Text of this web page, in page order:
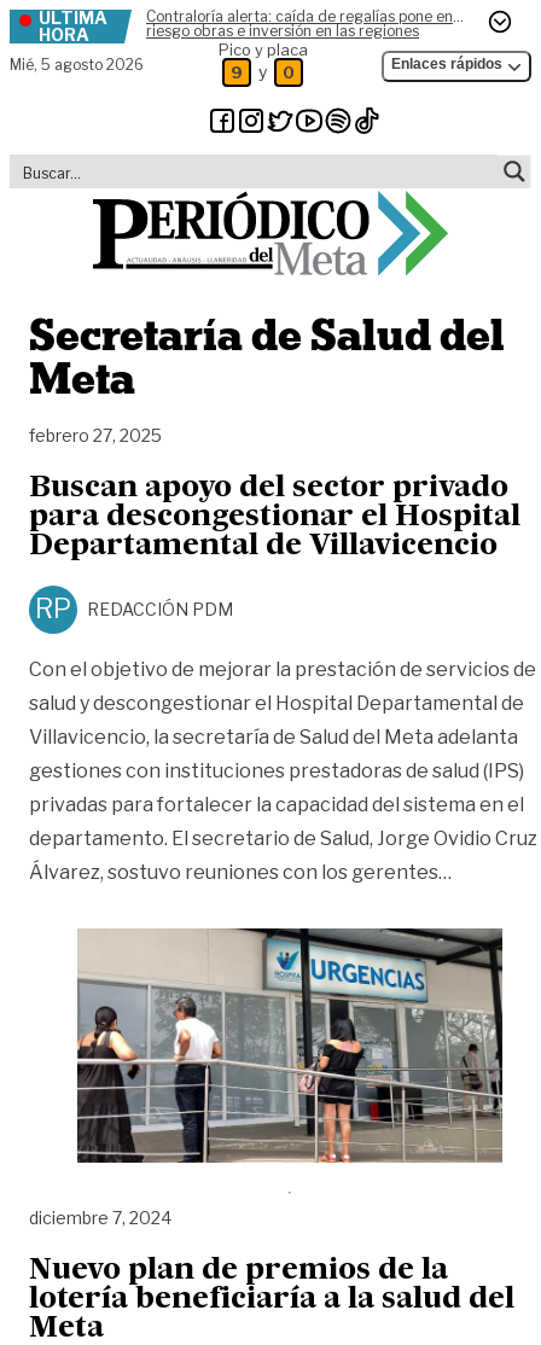
Skip to content
ÚLTIMA
HORA
Contraloría alerta: caída de regalías pone en
riesgo obras e inversión en las regiones
Mié, 5 agosto 2026
Pico y placa
9 y 0 Enlaces rápidos
Secretaría de Salud del
Meta
febrero 27, 2025
Buscan apoyo del sector privado
para descongestionar el Hospital
Departamental de Villavicencio
RP REDACCIÓN PDM
Con el objetivo de mejorar la prestación de servicios de
salud y descongestionar el Hospital Departamental de
Villavicencio, la secretaría de Salud del Meta adelanta
gestiones con instituciones prestadoras de salud (IPS)
privadas para fortalecer la capacidad del sistema en el
departamento. El secretario de Salud, Jorge Ovidio Cruz
Álvarez, sostuvo reuniones con los gerentes…
diciembre 7, 2024
Nuevo plan de premios de la
lotería beneficiaría a la salud del
Meta